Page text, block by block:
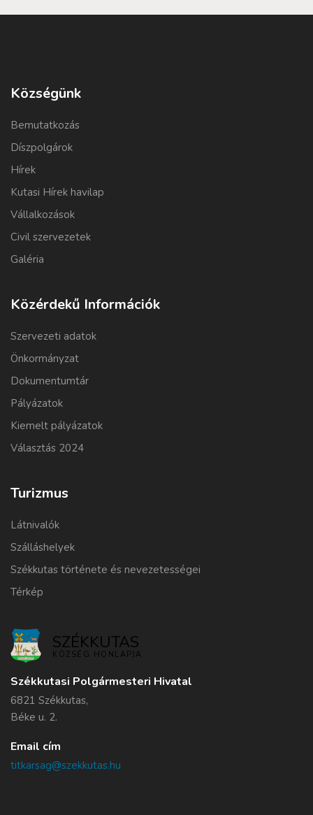
Községünk
Bemutatkozás
Díszpolgárok
Hírek
Kutasi Hírek havilap
Vállalkozások
Civil szervezetek
Galéria
Közérdekű Információk
Szervezeti adatok
Önkormányzat
Dokumentumtár
Pályázatok
Kiemelt pályázatok
Választás 2024
Turizmus
Látnivalók
Szálláshelyek
Székkutas története és nevezetességei
Térkép
SZÉKKUTAS
KÖZSÉG HONLAPJA
Székkutasi Polgármesteri Hivatal
6821 Székkutas,
Béke u. 2.
Email cím
titkarsag@szekkutas.hu